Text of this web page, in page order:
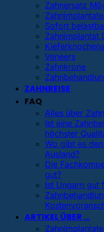
Zahnersatz
Sofort
Zahnimplantat
Veneers
Zahnkrone
ZAHNREISE
FAQ
Alles über
Ist eine
höchster
Wo gibt es
Ausland?
Die
gut?
Ist Ungarn gut
ARTIKEL ÜBER …
Zahnimplantate